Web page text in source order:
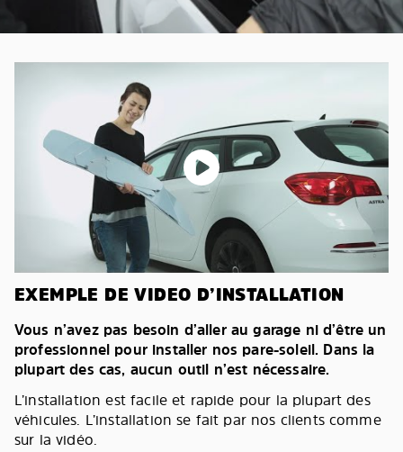
EXEMPLE DE VIDEO D’INSTALLATION
Vous n’avez pas besoin d’aller au garage ni d’être un
professionnel pour installer nos pare-soleil. Dans la
plupart des cas, aucun outil n’est nécessaire.
L’installation est facile et rapide pour la plupart des
véhicules. L’installation se fait par nos clients comme
sur la vidéo.